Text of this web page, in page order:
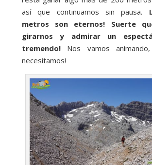
así que continuamos sin pausa.
metros son eternos! Suerte
girarnos y admirar un
tremendo!Nos vamos
necesitamos!